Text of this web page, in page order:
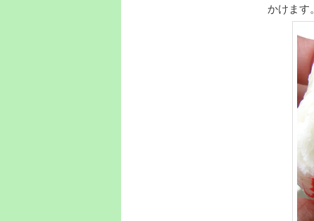
かけます。